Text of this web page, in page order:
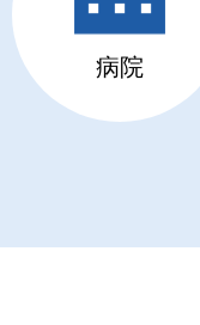
病院